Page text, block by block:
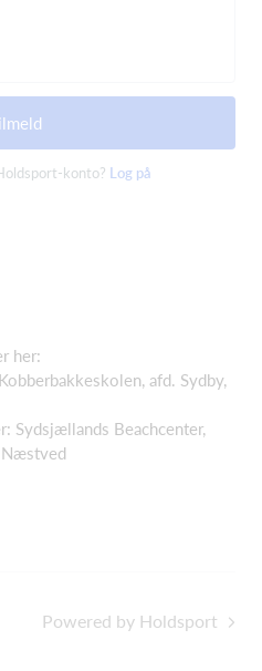
konto? Log på
her:
afd. Sydby,
Sydsjællands Beachcenter,
Powered by Holdsport